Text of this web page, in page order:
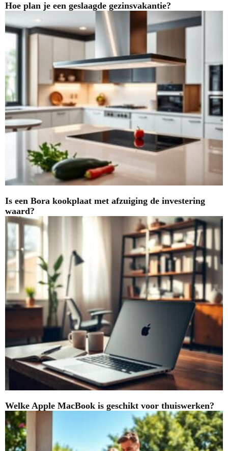
Hoe plan je een geslaagde gezinsvakantie?
Is een Bora kookplaat met afzuiging de investering
waard?
Welke Apple MacBook is geschikt voor thuiswerken?